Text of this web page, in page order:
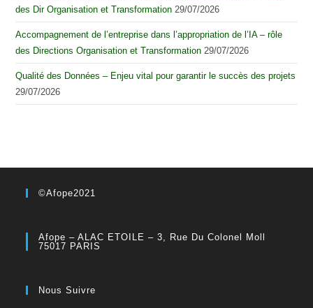
des Dir Organisation et Transformation 29/07/2026
Accompagnement de l’entreprise dans l’appropriation de l’IA – rôle
des Directions Organisation et Transformation 29/07/2026
Qualité des Données – Enjeu vital pour garantir le succès des projets
29/07/2026
©Afope2021
Afope – ALAC ETOILE – 3, Rue Du Colonel Moll
75017 PARIS
Nous Suivre